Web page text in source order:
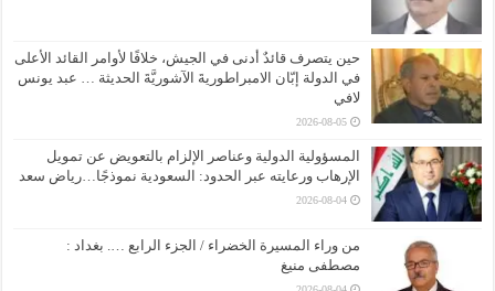
حين يتصرف قائدٌ أدنى في الجيش، خلافًا لأوامر القائد الأعلى
في الدولة إبّان الامبراطوريةَ الآشوريَّةَ الحديثة … عبد يونس
لافي
2026-08-05
المسؤولية الدولية وعناصر الإلزام بالتعويض عن تمويل
الإرهاب ورعايته عبر الحدود: السعودية نموذجًا…رياض سعد
2026-08-04
من وراء المسيرة الخضراء / الجزء الرابع …. بغداد :
مصطفى منيغ